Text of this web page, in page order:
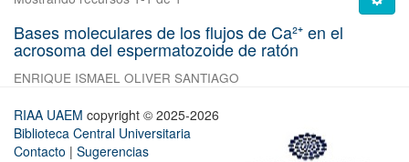
Bases moleculares de los flujos de Ca²⁺ en el
acrosoma del espermatozoide de ratón
ENRIQUE ISMAEL OLIVER SANTIAGO
RIAA UAEM copyright © 2025-2026
Biblioteca Central Universitaria
Contacto | Sugerencias